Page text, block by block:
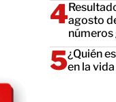
agosto
¿Quién
en la